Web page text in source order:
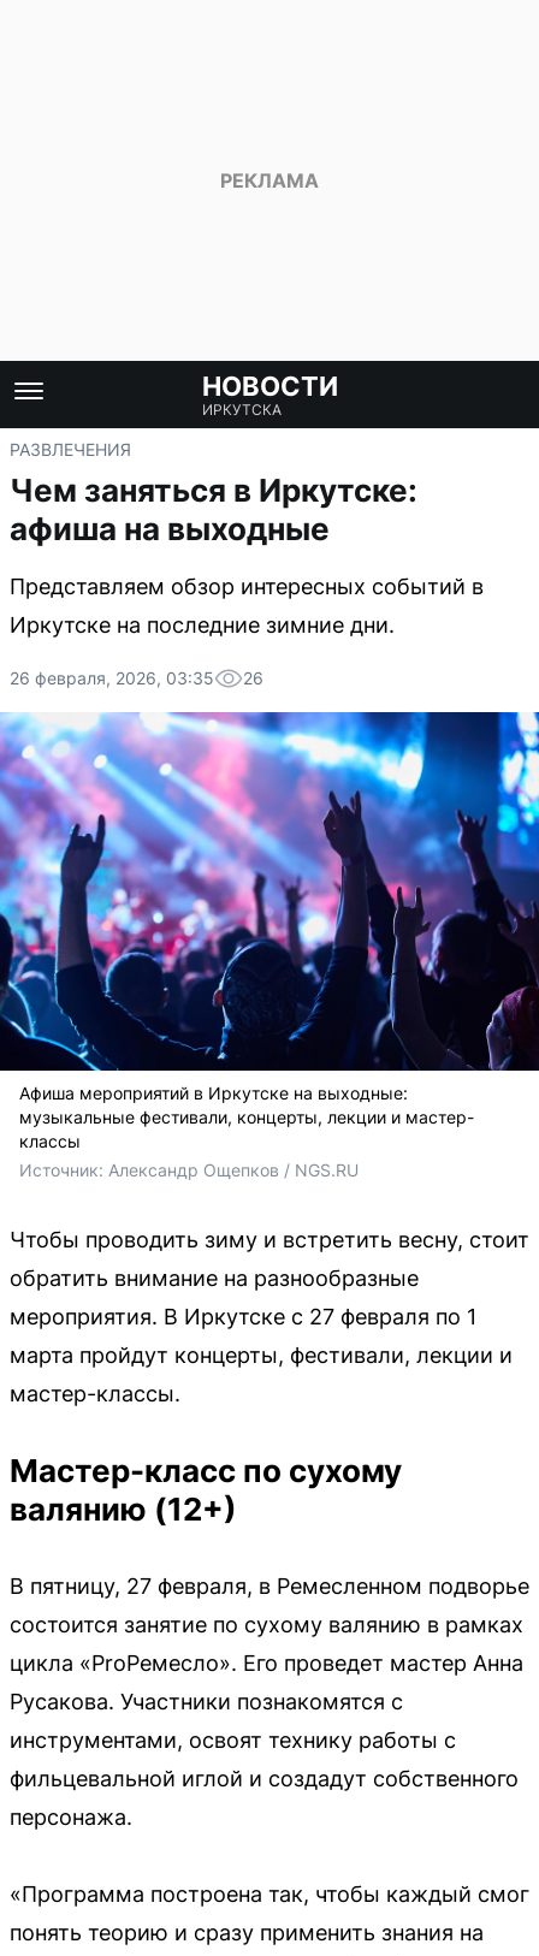
НОВОСТИ
ИРКУТСКА
РАЗВЛЕЧЕНИЯ
Чем заняться в Иркутске:
афиша на выходные
Представляем обзор интересных событий в
Иркутске на последние зимние дни.
26 февраля, 2026, 03:35 26
Афиша мероприятий в Иркутске на выходные:
музыкальные фестивали, концерты, лекции и мастер-
классы
Источник: Александр Ощепков / NGS.RU
Чтобы проводить зиму и встретить весну, стоит
обратить внимание на разнообразные
мероприятия. В Иркутске с 27 февраля по 1
марта пройдут концерты, фестивали, лекции и
мастер-классы.
Мастер-класс по сухому
валянию (12+)
В пятницу, 27 февраля, в Ремесленном подворье
состоится занятие по сухому валянию в рамках
цикла «ProРемесло». Его проведет мастер Анна
Русакова. Участники познакомятся с
инструментами, освоят технику работы с
фильцевальной иглой и создадут собственного
персонажа.
«Программа построена так, чтобы каждый смог
понять теорию и сразу применить знания на